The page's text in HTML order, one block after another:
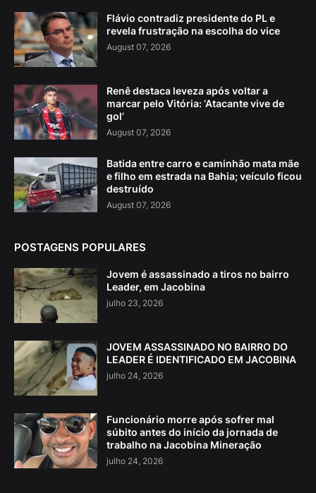
Flávio contradiz presidente do PL e
revela frustração na escolha do vice
August 07, 2026
Renê destaca leveza após voltar a
marcar pelo Vitória: ‘Atacante vive de
gol’
August 07, 2026
Batida entre carro e caminhão mata mãe
e filho em estrada na Bahia; veículo ficou
destruído
August 07, 2026
POSTAGENS POPULARES
Jovem é assassinado a tiros no bairro
Leader, em Jacobina
julho 23, 2026
JOVEM ASSASSINADO NO BAIRRO DO
LEADER É IDENTIFICADO EM JACOBINA
julho 24, 2026
Funcionário morre após sofrer mal
súbito antes do início da jornada de
trabalho na Jacobina Mineração
julho 24, 2026